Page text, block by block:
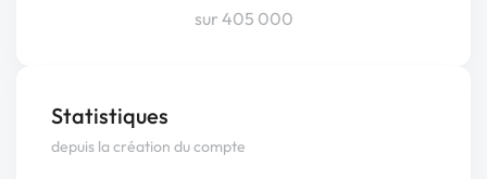
sur 405 000
Statistiques
depuis la création du compte